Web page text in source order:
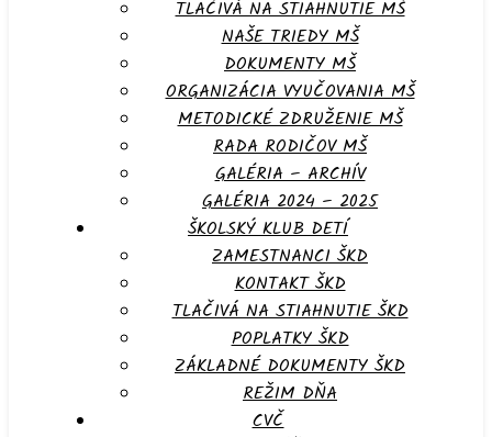
TLAČIVÁ NA STIAHNUTIE MŠ
NAŠE TRIEDY MŠ
DOKUMENTY MŠ
ORGANIZÁCIA VYUČOVANIA MŠ
METODICKÉ ZDRUŽENIE MŠ
RADA RODIČOV MŠ
GALÉRIA – ARCHÍV
GALÉRIA 2024 – 2025
ŠKOLSKÝ KLUB DETÍ
ZAMESTNANCI ŠKD
KONTAKT ŠKD
TLAČIVÁ NA STIAHNUTIE ŠKD
POPLATKY ŠKD
ZÁKLADNÉ DOKUMENTY ŠKD
REŽIM DŇA
CVČ